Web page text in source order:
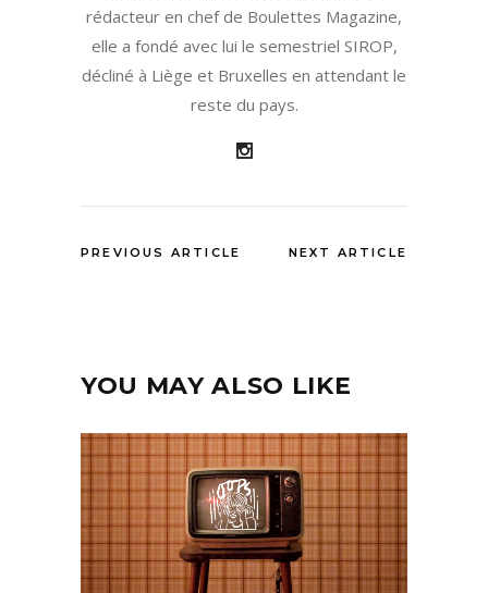
rédacteur en chef de Boulettes Magazine,
elle a fondé avec lui le semestriel SIROP,
décliné à Liège et Bruxelles en attendant le
reste du pays.
PREVIOUS ARTICLE NEXT ARTICLE
YOU MAY ALSO LIKE